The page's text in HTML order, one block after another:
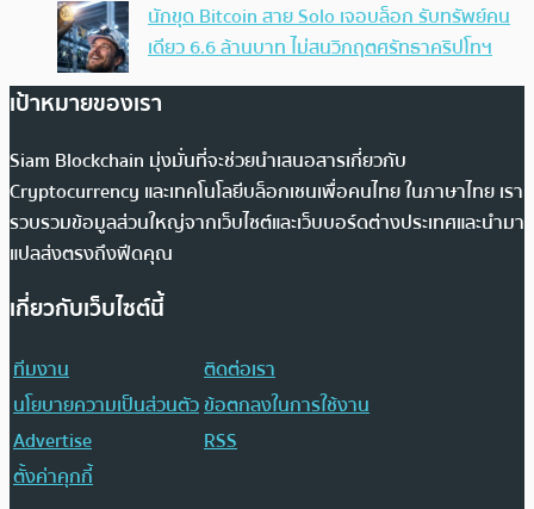
นักขุด Bitcoin สาย Solo เจอบล็อก รับทรัพย์คน
เดียว 6.6 ล้านบาท ไม่สนวิกฤตศรัทธาคริปโทฯ
เป้าหมายของเรา
Siam Blockchain มุ่งมั่นที่จะช่วยนำเสนอสารเกี่ยวกับ
Cryptocurrency และเทคโนโลยีบล็อกเชนเพื่อคนไทย ในภาษาไทย เรา
รวบรวมข้อมูลส่วนใหญ่จากเว็บไซต์และเว็บบอร์ดต่างประเทศและนำมา
แปลส่งตรงถึงฟีดคุณ
เกี่ยวกับเว็บไซต์นี้
ทีมงาน
ติดต่อเรา
นโยบายความเป็นส่วนตัวข้อตกลงในการใช้งาน
Advertise
RSS
ตั้งค่าคุกกี้